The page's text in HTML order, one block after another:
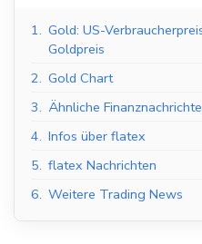
1. Gold: US-
Goldpreis
2. Gold Chart
3. Ähnliche
4. Infos über flatex
5. flatex Nachrichten
6. Weitere Trading News